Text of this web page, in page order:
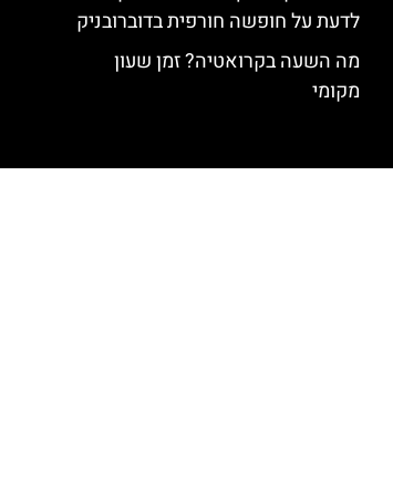
לדעת על חופשה חורפית בדוברובניק
מה השעה בקרואטיה? זמן שעון
מקומי